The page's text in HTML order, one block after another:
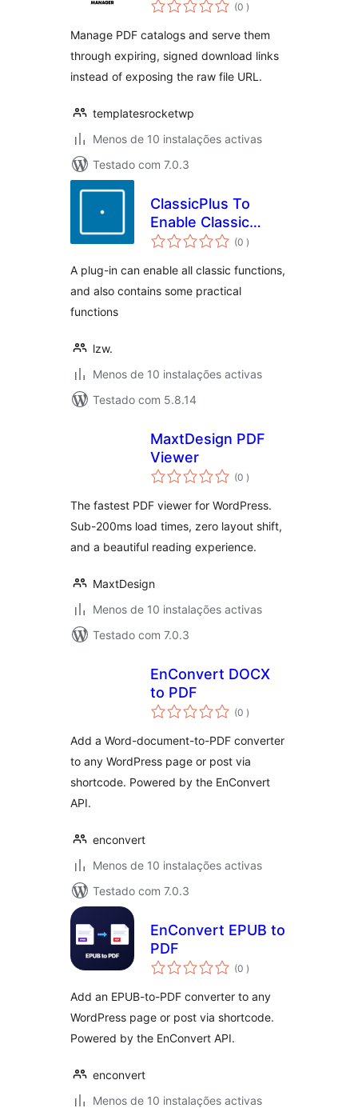
(0 )
Manage PDF catalogs and serve them
through expiring, signed download links
instead of exposing the raw file URL.
templatesrocketwp
Menos de 10 instalações activas
Testado com 7.0.3
ClassicPlus To
Enable Classic
Functions
(0 classificações
)
A plug-in can enable all classic functions,
and also contains some practical
functions
lzw.
Menos de 10 instalações activas
Testado com 5.8.14
MaxtDesign PDF
Viewer
(0 classificações
)
The fastest PDF viewer for WordPress.
Sub-200ms load times, zero layout shift,
and a beautiful reading experience.
MaxtDesign
Menos de 10 instalações activas
Testado com 7.0.3
EnConvert DOCX
to PDF
(0 classificações
)
Add a Word-document-to-PDF converter
to any WordPress page or post via
shortcode. Powered by the EnConvert
API.
enconvert
Menos de 10 instalações activas
Testado com 7.0.3
EnConvert EPUB to
PDF
(0 classificações
)
Add an EPUB-to-PDF converter to any
WordPress page or post via shortcode.
Powered by the EnConvert API.
enconvert
Menos de 10 instalações activas